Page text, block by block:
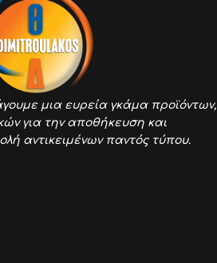
μια ευρεία γκάμα προϊόντων,
για την αποθήκευση και
αντικειμένων παντός τύπου.